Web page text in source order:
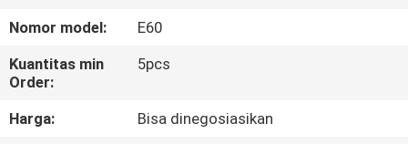
TUR
PABRIK
KONTROL
KUALITAS
Nomor model:
E60
Kuantitas min
Order:
5pcs
Harga:
Bisa dinegosiasikan